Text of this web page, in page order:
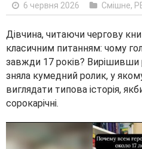
6 червня 2026 Смішне,
Дівчина, читаючи чергову
класичним питанням: чому
завжди 17 років?
зняла кумедний ролик, у
виглядати типова історія,
сорокарічні.
V
i